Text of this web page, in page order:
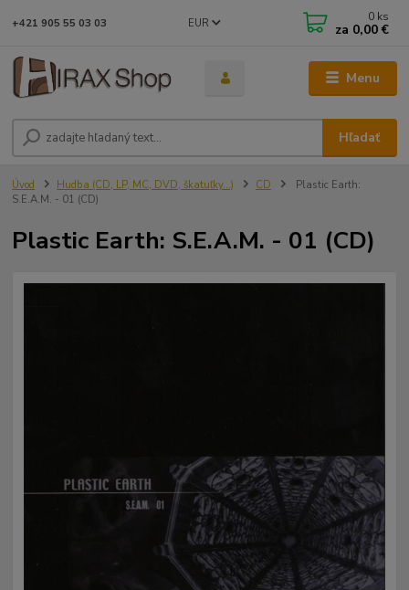
Menu
EUR
Hľadať
+421 905 55 03 03 0 ks
za 0,00 €
Úvod Hudba (CD, LP, MC, DVD, škatuľky...) CD
Plastic Earth:
S.E.A.M. - 01 (CD)
Plastic Earth: S.E.A.M. - 01 (CD)